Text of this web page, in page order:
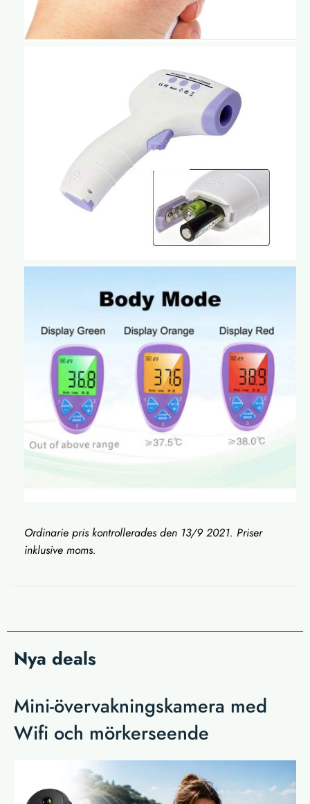
Ordinarie pris kontrollerades den 13/9 2021. Priser
inklusive moms.
Nya deals
Mini-övervakningskamera med
Wifi och mörkerseende